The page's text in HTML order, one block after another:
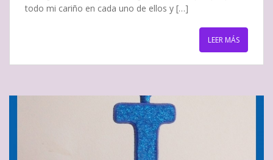
todo mi cariño en cada uno de ellos y […]
LEER MÁS